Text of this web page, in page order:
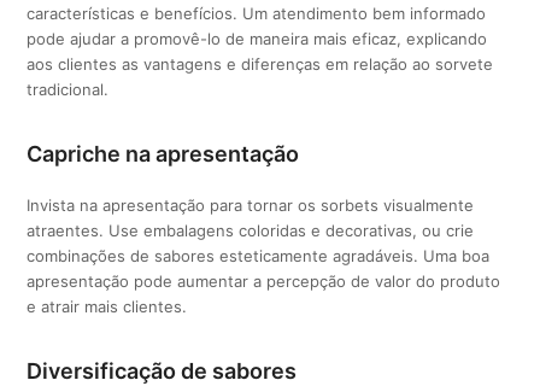
características e benefícios. Um atendimento bem informado
pode ajudar a promovê-lo de maneira mais eficaz, explicando
aos clientes as vantagens e diferenças em relação ao sorvete
tradicional.
Capriche na apresentação
Invista na apresentação para tornar os sorbets visualmente
atraentes. Use embalagens coloridas e decorativas, ou crie
combinações de sabores esteticamente agradáveis. Uma boa
apresentação pode aumentar a percepção de valor do produto
e atrair mais clientes.
Diversificação de sabores